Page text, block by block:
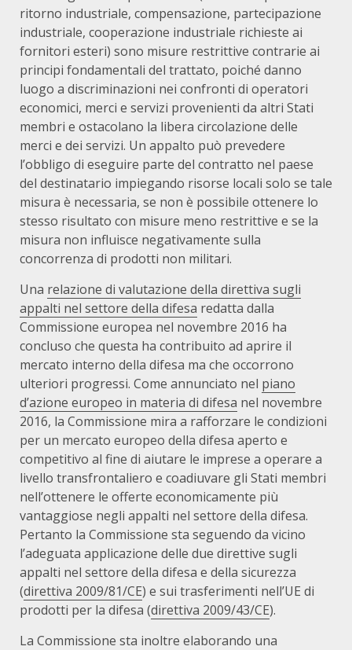
ritorno industriale, compensazione, partecipazione
industriale, cooperazione industriale richieste ai
fornitori esteri) sono misure restrittive contrarie ai
principi fondamentali del trattato, poiché danno
luogo a discriminazioni nei confronti di operatori
economici, merci e servizi provenienti da altri Stati
membri e ostacolano la libera circolazione delle
merci e dei servizi. Un appalto può prevedere
l’obbligo di eseguire parte del contratto nel paese
del destinatario impiegando risorse locali solo se tale
misura è necessaria, se non è possibile ottenere lo
stesso risultato con misure meno restrittive e se la
misura non influisce negativamente sulla
concorrenza di prodotti non militari.
Una relazione di valutazione della direttiva sugli
appalti nel settore della difesa redatta dalla
Commissione europea nel novembre 2016 ha
concluso che questa ha contribuito ad aprire il
mercato interno della difesa ma che occorrono
ulteriori progressi. Come annunciato nel piano
d’azione europeo in materia di difesa nel novembre
2016, la Commissione mira a rafforzare le condizioni
per un mercato europeo della difesa aperto e
competitivo al fine di aiutare le imprese a operare a
livello transfrontaliero e coadiuvare gli Stati membri
nell’ottenere le offerte economicamente più
vantaggiose negli appalti nel settore della difesa.
Pertanto la Commissione sta seguendo da vicino
l’adeguata applicazione delle due direttive sugli
appalti nel settore della difesa e della sicurezza
(direttiva 2009/81/CE) e sui trasferimenti nell’UE di
prodotti per la difesa (direttiva 2009/43/CE).
La Commissione sta inoltre elaborando una